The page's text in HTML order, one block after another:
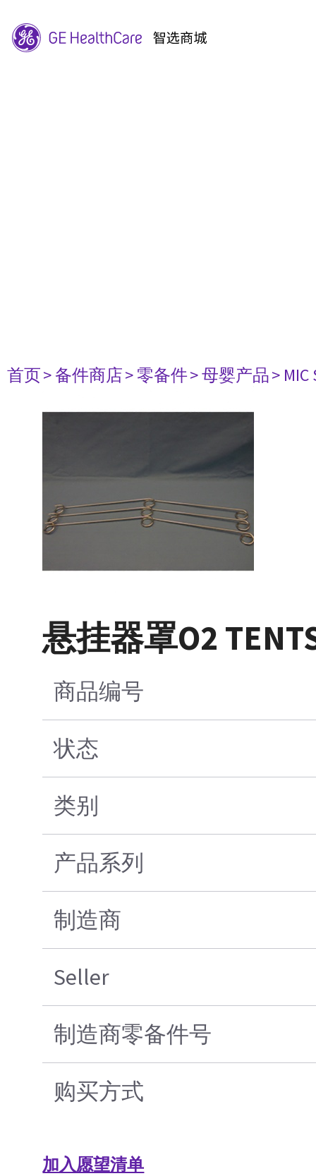
首页> 备件商店> 零备件> 母婴产品>
悬挂器罩O2
商品编号
状态
类别
产品系列
制造商
Seller
制造商零备件号
购买方式
加入愿望清单